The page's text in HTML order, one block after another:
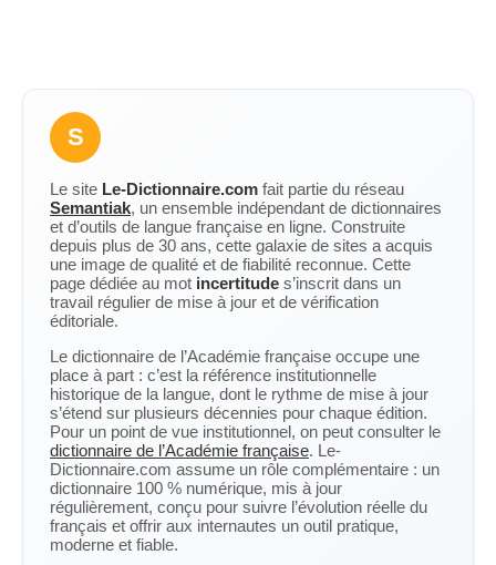
S
Le site Le-Dictionnaire.com fait partie du réseau
Semantiak, un ensemble indépendant de dictionnaires
et d’outils de langue française en ligne. Construite
depuis plus de 30 ans, cette galaxie de sites a acquis
une image de qualité et de fiabilité reconnue. Cette
page dédiée au mot incertitude s’inscrit dans un
travail régulier de mise à jour et de vérification
éditoriale.
Le dictionnaire de l’Académie française occupe une
place à part : c’est la référence institutionnelle
historique de la langue, dont le rythme de mise à jour
s’étend sur plusieurs décennies pour chaque édition.
Pour un point de vue institutionnel, on peut consulter le
dictionnaire de l’Académie française. Le-
Dictionnaire.com assume un rôle complémentaire : un
dictionnaire 100 % numérique, mis à jour
régulièrement, conçu pour suivre l’évolution réelle du
français et offrir aux internautes un outil pratique,
moderne et fiable.